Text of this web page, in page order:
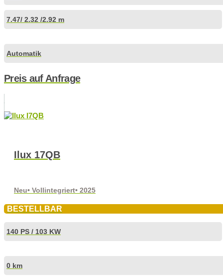
7.47/ 2.32 /2.92 m
Automatik
Preis auf Anfrage
Ilux 17QB
Neu• Vollintegriert• 2025
BESTELLBAR
140 PS / 103 KW
0 km